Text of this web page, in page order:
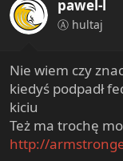
pawel-l
Ⓐ hultaj
Nie wiem czy
kiedyś podpadł
kiciu
Też ma trochę
http://